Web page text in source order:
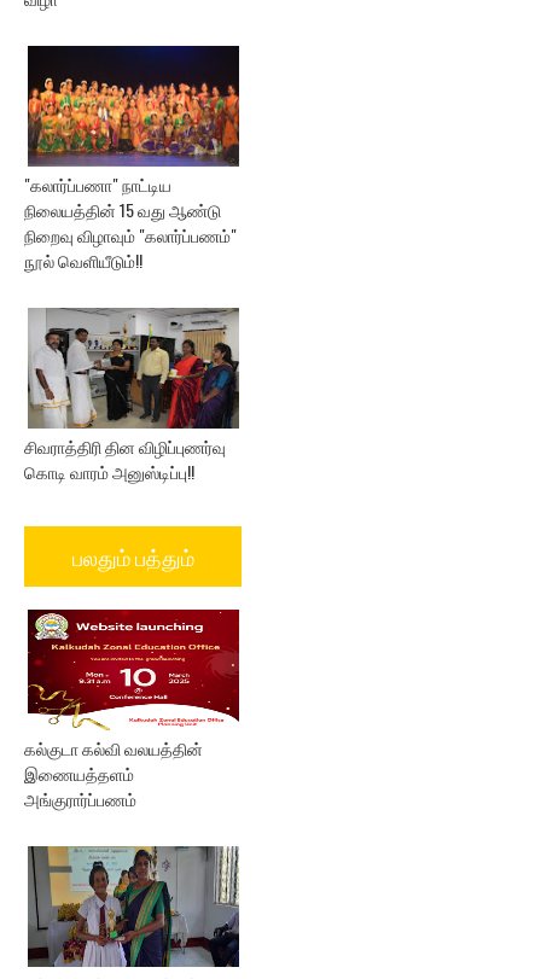
"கலார்ப்பணா" நாட்டிய
நிலையத்தின் 15 வது ஆண்டு
நிறைவு விழாவும் "கலார்ப்பணம்"
நூல் வெளியீடும்!!
சிவராத்திரி தின விழிப்புணர்வு
கொடி வாரம் அனுஸ்டிப்பு!!
பலதும் பத்தும்
கல்குடா கல்வி வலயத்தின்
இணையத்தளம்
அங்குரார்ப்பணம்